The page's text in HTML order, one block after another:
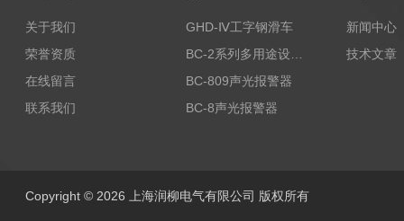
关于我们
荣誉资质
在线留言
联系我们
GHD-Ⅳ工字钢滑车
BC-809声光报警器
BC-8声光报警器
新闻中心
技术文章
Copyright © 2026 上海润柳电气有限公司 版权所有